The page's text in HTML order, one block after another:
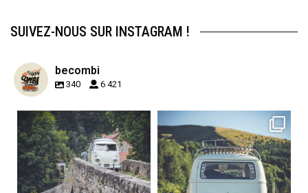
SUIVEZ-NOUS SUR INSTAGRAM !
becombi
340 6 421
becombi